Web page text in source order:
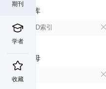
期刊
学者
收藏
数据库
CSCD索引
首字母